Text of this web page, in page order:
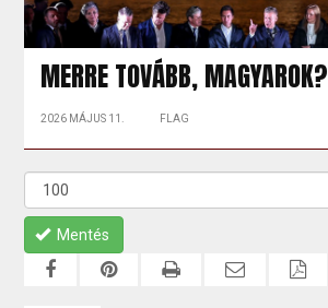
MERRE TOVÁBB, MAGYAROK?
2026 MÁJUS 11. FLAG
Mentés